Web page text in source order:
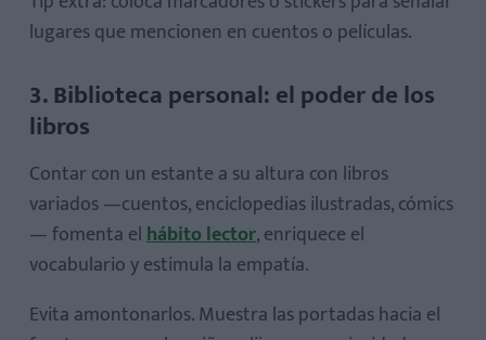
lugares que mencionen en cuentos o películas.
3. Biblioteca personal: el poder de los
libros
Contar con un estante a su altura con libros
variados —cuentos, enciclopedias ilustradas, cómics
— fomenta elhábito lector, enriquece el
vocabulario y estimula la empatía.
Evita amontonarlos. Muestra las portadas hacia el